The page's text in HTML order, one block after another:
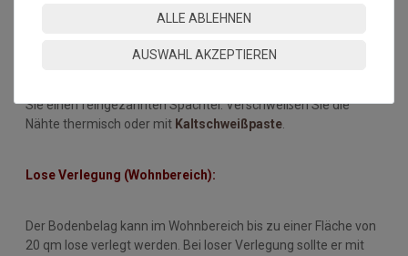
Zur Klebung des Bodenbelages sollte eine geeignete Fixierung
Sie einen feingezahnten Spachtel. Verschweißen Sie die
Nähte thermisch oder mit Kaltschweißpaste.
Lose Verlegung (Wohnbereich):
Der Bodenbelag kann im Wohnbereich bis zu einer Fläche von
20 qm lose verlegt werden. Bei loser Verlegung sollte er mit
ALLE ABLEHNEN
AUSWAHL AKZEPTIEREN